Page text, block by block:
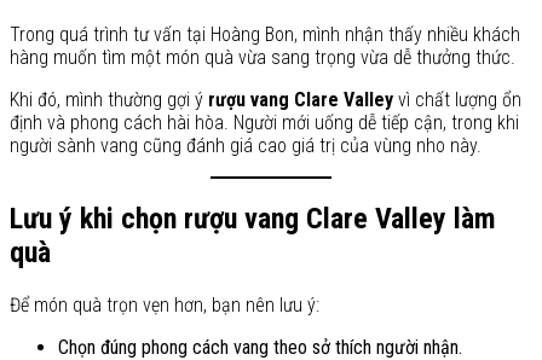
Trong quá trình tư vấn tại Hoàng Bon, mình nhận thấy nhiều khách
hàng muốn tìm một món quà vừa sang trọng vừa dễ thưởng thức.
Khi đó, mình thường gợi ý rượu vang Clare Valley vì chất lượng ổn
định và phong cách hài hòa. Người mới uống dễ tiếp cận, trong khi
người sành vang cũng đánh giá cao giá trị của vùng nho này.
Lưu ý khi chọn rượu vang Clare Valley làm
quà
Để món quà trọn vẹn hơn, bạn nên lưu ý:
Chọn đúng phong cách vang theo sở thích người nhận.